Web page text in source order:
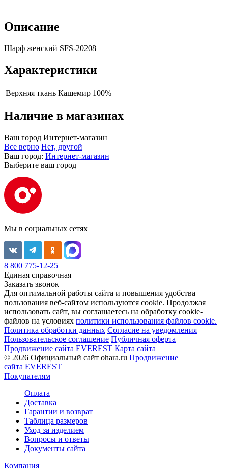
Описание
Шарф женский SFS-20208
Характеристики
Верхняя ткань Кашемир 100%
Наличие в магазинах
Ваш город Интернет-магазин
Все верно Нет, другой
Ваш город: Интернет-магазин
Выберите ваш город
Мы в социальных сетях
8 800 775-12-25
Единая справочная
Заказать звонок
Для оптимальной работы сайта и повышения удобства
пользования веб-сайтом используются cookie. Продолжая
использовать сайт, вы соглашаетесь на обработку cookie-
файлов на условиях политики использования файлов cookie.
Политика обработки данных Согласие на уведомления
Пользовательское соглашение Публичная оферта
Продвижение сайта EVEREST Карта сайта
© 2026 Официальный сайт ohara.ru Продвижение
сайта EVEREST
Покупателям
Оплата
Доставка
Гарантии и возврат
Таблица размеров
Уход за изделием
Вопросы и ответы
Документы сайта
Компания